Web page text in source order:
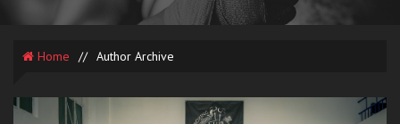
Home // Author Archive